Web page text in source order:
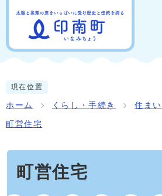
現在位置
ホーム くらし・手続き 住ま
町営住宅
町営住宅